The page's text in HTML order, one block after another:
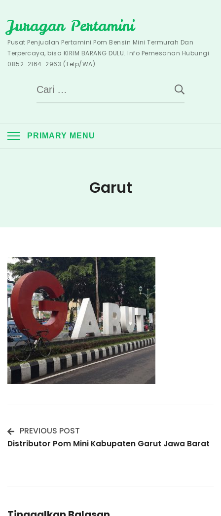
to
content
Juragan Pertamini
Pusat Penjualan Pertamini Pom Bensin Mini Termurah Dan
Terpercaya, bisa KIRIM BARANG DULU. Info Pemesanan Hubungi
0852-2164-2963 (Telp/WA).
Cari
untuk:
PRIMARY MENU
Garut
Post
PREVIOUS POST
Distributor Pom Mini Kabupaten Garut Jawa Barat